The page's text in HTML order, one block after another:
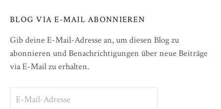
BLOG VIA E-MAIL ABONNIEREN
Gib deine E-Mail-Adresse an, um diesen Blog zu
abonnieren und Benachrichtigungen über neue Beiträge
via E-Mail zu erhalten.